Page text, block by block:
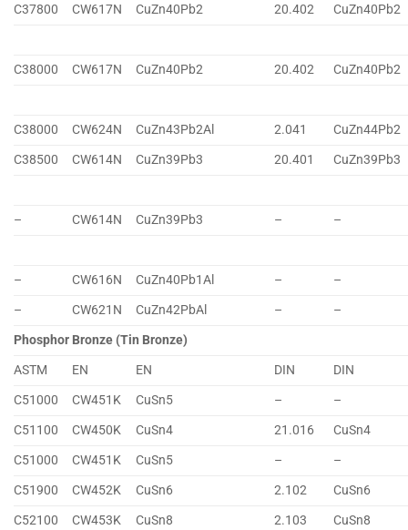
C37800
CW617N CuZn40Pb2 20.402 CuZn40Pb2
C38000 CW617N CuZn40Pb2 20.402 CuZn40Pb2
C38000 CW624N CuZn43Pb2Al 2.041
CuZn44Pb2
C38500
CW614N CuZn39Pb3 20.401 CuZn39Pb3
– CW614N CuZn39Pb3 – –
– CW616N CuZn40Pb1Al –
–
–
CW621N CuZn42PbAl –
–
Phosphor Bronze (Tin Bronze)
ASTM
EN EN DIN
DIN
C51000
CW451K CuSn5 –
–
C51100
CW450K CuSn4 21.016
CuSn4
C51000
CW451K CuSn5 –
–
C51900
CW452K CuSn6 2.102
CuSn6
C52100
CW453K CuSn8 2.103 CuSn8